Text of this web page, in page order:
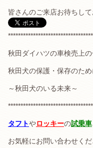
皆さんのご来店お待ちし
秋田ダイハツの車検売上の
秋田犬の保護・保存のた
～秋田犬のいる未来～
タフトやロッキーの試乗車
お気軽にお問い合わせく